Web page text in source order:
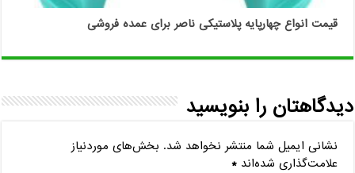
قیمت انواع چهارپایه پلاستیکی ناصر برای عمده فروشی
دیدگاهتان را بنویسید
نشانی ایمیل شما منتشر نخواهد شد. بخش‌های موردنیاز
علامت‌گذاری شده‌اند*